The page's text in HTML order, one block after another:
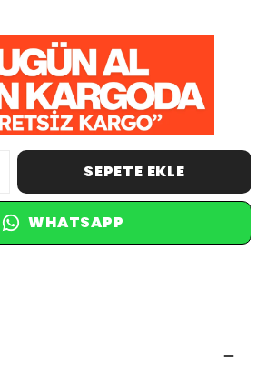
SEPETE EKLE
WHATSAPP